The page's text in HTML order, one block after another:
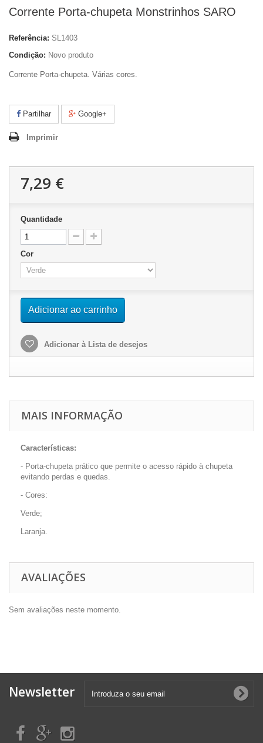
Corrente Porta-chupeta Monstrinhos SARO
Referência: SL1403
Condição: Novo produto
Corrente Porta-chupeta. Várias cores.
Partilhar Google+
Imprimir
7,29 €
Quantidade
Cor
Adicionar ao carrinho
Adicionar à Lista de desejos
MAIS INFORMAÇÃO
Características:
- Porta-chupeta prático que permite o acesso rápido à chupeta
evitando perdas e quedas.
- Cores:
Verde;
Laranja.
AVALIAÇÕES
Sem avaliações neste momento.
Newsletter